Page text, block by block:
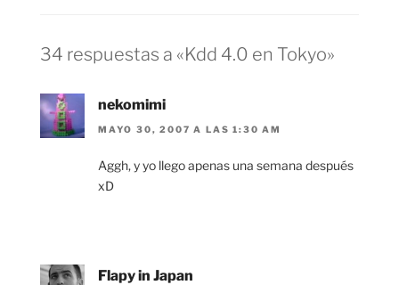
34 respuestas a «Kdd 4.0 en Tokyo»
nekomimi
MAYO 30, 2007 A LAS 1:30 AM
Aggh, y yo llego apenas una semana después
xD
Flapy in Japan